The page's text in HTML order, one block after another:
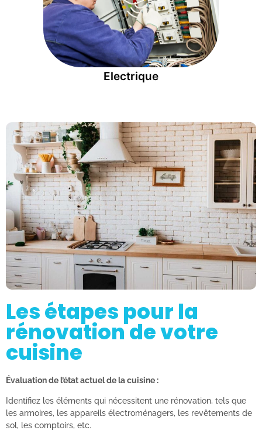
Electrique
Spécialiste de l'installation, du dépannage
et de la remise aux normes de vos
installations électriques
Les étapes pour la
rénovation de votre
cuisine
Évaluation de l’état actuel de la cuisine :
Identifiez les éléments qui nécessitent une rénovation, tels que
les armoires, les appareils électroménagers, les revêtements de
sol, les comptoirs, etc.